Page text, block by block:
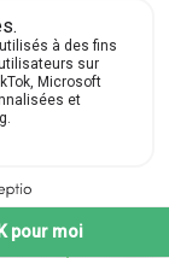
une hausse
de vie
: quelles
d'être
évolution ?